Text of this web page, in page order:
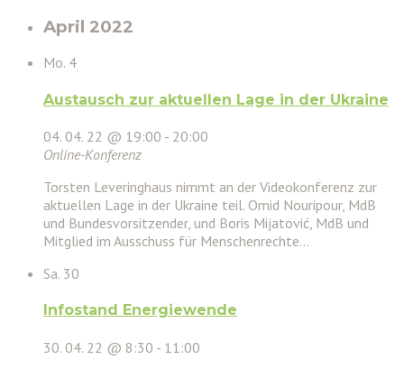
April 2022
Mo. 4
Austausch zur aktuellen Lage in der Ukraine
04. 04. 22 @ 19:00 - 20:00
Online-Konferenz
Torsten Leveringhaus nimmt an der Videokonferenz zur
aktuellen Lage in der Ukraine teil. Omid Nouripour, MdB
und Bundesvorsitzender, und Boris Mijatović, MdB und
Mitglied im Ausschuss für Menschenrechte…
Sa. 30
Infostand Energiewende
30. 04. 22 @ 8:30 - 11:00